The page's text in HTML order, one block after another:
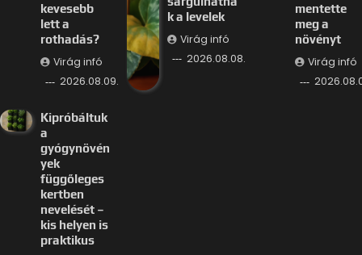
kevesebb
lett a
rothadás?
Virág infó
2026.08.09.
k a levelek
Virág infó
2026.08.08.
mentette
meg a
növényt
Virág infó
Kipróbáltuk
a
gyógynövén
yek
függőleges
kertben
nevelését –
kis helyen is
praktikus